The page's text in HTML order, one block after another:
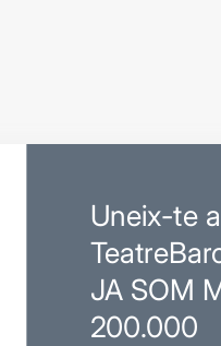
Uneix-te a
JA SOM
200.000